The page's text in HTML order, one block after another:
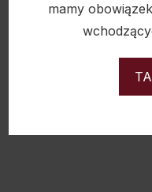
mamy
BRANDY